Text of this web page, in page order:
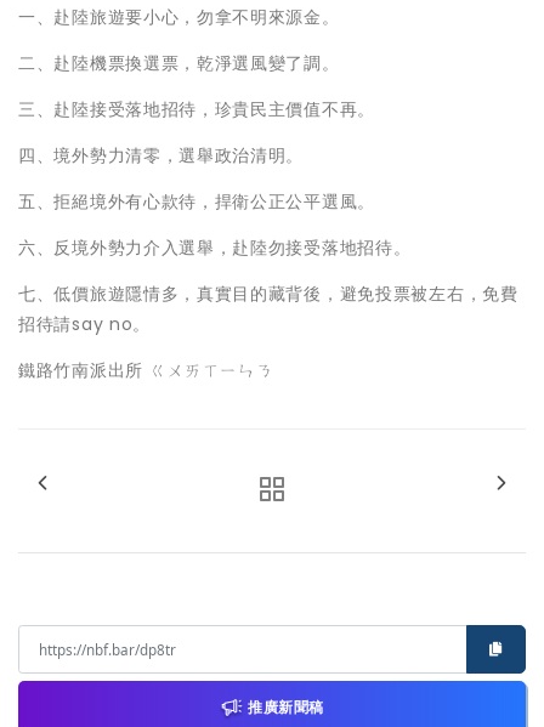
一、赴陸旅遊要小心，勿拿不明來源金。
二、赴陸機票換選票，乾淨選風變了調。
三、赴陸接受落地招待，珍貴民主價值不再。
四、境外勢力清零，選舉政治清明。
五、拒絕境外有心款待，捍衛公正公平選風。
六、反境外勢力介入選舉，赴陸勿接受落地招待。
七、低價旅遊隱情多，真實目的藏背後，避免投票被左右，免費
招待請say no。
鐵路竹南派出所 ㄍㄨㄞㄒㄧㄣㄋ
推廣新聞稿